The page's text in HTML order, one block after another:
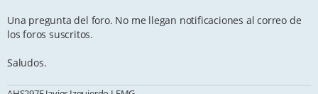
Una pregunta del foro. No me llegan notificaciones al correo de
los foros suscritos.
Saludos.